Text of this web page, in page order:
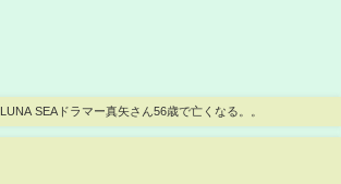
LUNA SEAドラマー真矢さん56歳で亡くなる。。